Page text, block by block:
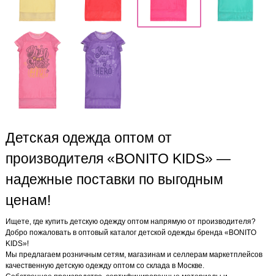
Детская одежда оптом от
производителя «BONITO KIDS» —
надежные поставки по выгодным
ценам!
Ищете, где купить детскую одежду оптом напрямую от производителя?
Добро пожаловать в оптовый каталог детской одежды бренда «BONITO
KIDS»!
Мы предлагаем розничным сетям, магазинам и селлерам маркетплейсов
качественную детскую одежду оптом со склада в Москве.